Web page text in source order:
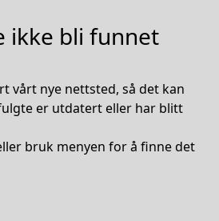
ikke bli funnet
vårt nye nettsted, så det kan
er utdatert eller har blitt
bruk menyen for å finne det